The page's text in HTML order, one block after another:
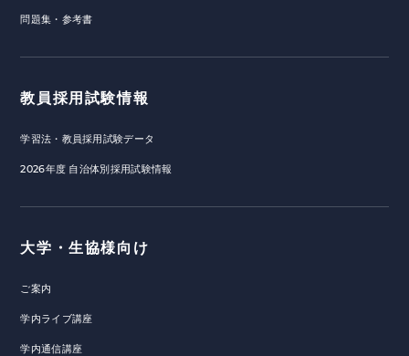
問題集・参考書
教員採用試験情報
学習法・教員採用試験データ
2026年度 自治体別採用試験情報
大学・生協様向け
ご案内
学内ライブ講座
学内通信講座